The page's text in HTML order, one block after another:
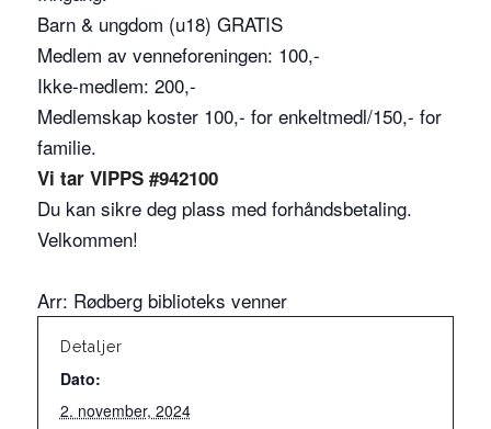
Barn & ungdom (u18) GRATIS
Medlem av venneforeningen: 100,-
Ikke-medlem: 200,-
Medlemskap koster 100,- for enkeltmedl/150,- for
familie.
Vi tar VIPPS #942100
Du kan sikre deg plass med forhåndsbetaling.
Velkommen!
Arr: Rødberg biblioteks venner
Detaljer
Dato:
2. november, 2024